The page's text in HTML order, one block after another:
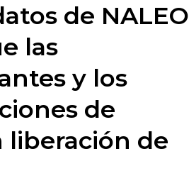
de NALEO
las
y los
de
liberación de